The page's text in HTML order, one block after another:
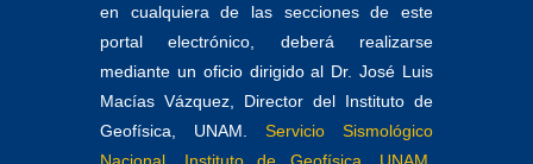
en cualquiera de las secciones de este
portal electrónico, deberá realizarse
mediante un oficio dirigido al Dr. José Luis
Macías Vázquez, Director del Instituto de
Geofísica, UNAM.
Servicio Sismológico